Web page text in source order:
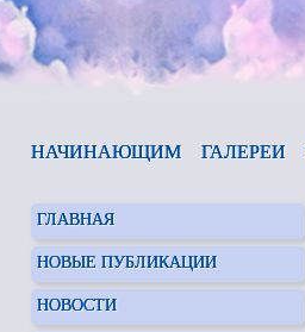
НАЧИНАЮЩИМ ГАЛЕРЕИ
ГЛАВНАЯ
НОВЫЕ ПУБЛИКАЦИИ
НОВОСТИ